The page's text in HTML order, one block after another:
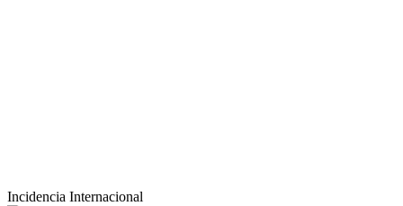
Incidencia Internacional